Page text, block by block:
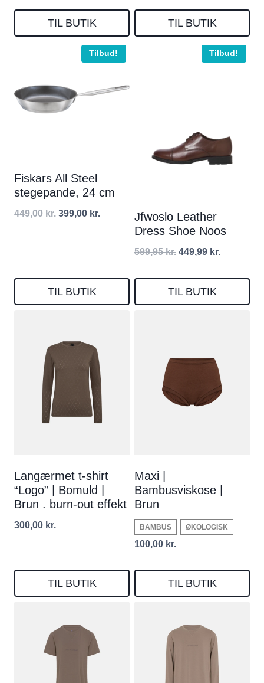
TIL BUTIK TIL BUTIK
Tilbud!
Fiskars All Steel
stegepande, 24 cm
449,00kr. Den
449,00 kr..
399,00 kr.
TIL BUTIK
Tilbud!
Jfwoslo Leather
Dress Shoe Noos
599,95kr. Den
pris
var:
449,99 kr.
er:
TIL BUTIK
Langærmet t-shirt
“Logo” | Bomuld |
Brun . burn-out effekt
300,00 kr.
TIL BUTIK
Maxi |
Bambusviskose |
Brun
BAMBUS ØKOLOGISK
100,00 kr.
TIL BUTIK